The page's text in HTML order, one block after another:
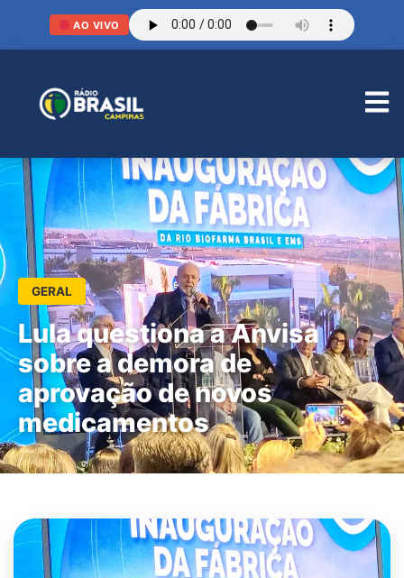
AO VIVO
GERAL
Lula questiona a Anvisa
sobre a demora de
aprovação de novos
medicamentos